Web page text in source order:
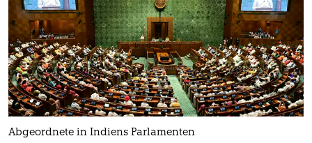
Abgeordnete in Indiens Parlamenten